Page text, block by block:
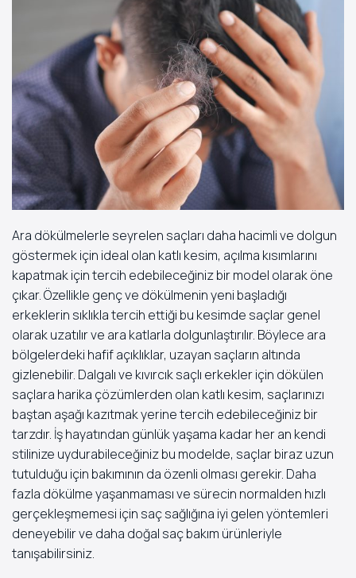
Ara dökülmelerle seyrelen saçları daha hacimli ve dolgun
göstermek için ideal olan katlı kesim, açılma kısımlarını
kapatmak için tercih edebileceğiniz bir model olarak öne
çıkar. Özellikle genç ve dökülmenin yeni başladığı
erkeklerin sıklıkla tercih ettiği bu kesimde saçlar genel
olarak uzatılır ve ara katlarla dolgunlaştırılır. Böylece ara
bölgelerdeki hafif açıklıklar, uzayan saçların altında
gizlenebilir. Dalgalı ve kıvırcık saçlı erkekler için dökülen
saçlara harika çözümlerden olan katlı kesim, saçlarınızı
baştan aşağı kazıtmak yerine tercih edebileceğiniz bir
tarzdır. İş hayatından günlük yaşama kadar her an kendi
stilinize uydurabileceğiniz bu modelde, saçlar biraz uzun
tutulduğu için bakımının da özenli olması gerekir. Daha
fazla dökülme yaşanmaması ve sürecin normalden hızlı
gerçekleşmemesi için saç sağlığına iyi gelen yöntemleri
deneyebilir ve daha doğal saç bakım ürünleriyle
tanışabilirsiniz.